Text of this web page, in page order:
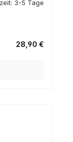
3-5 Tage
28,90 €